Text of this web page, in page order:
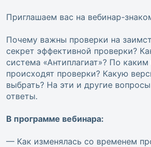
Приглашаем вас на вебинар-
Почему важны проверки на
секрет эффективной проверки?
система «Антиплагиат»? По каким
происходят проверки? Какую
выбрать? На эти и другие
ответы.
В программе вебинара:
— Как изменялась со временем